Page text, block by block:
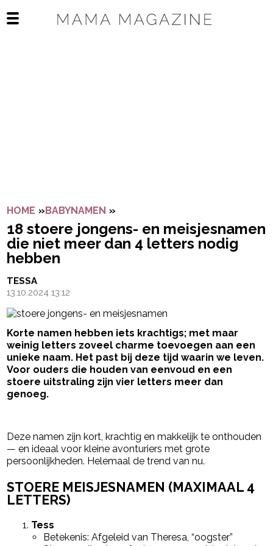
Open het mobiele menu
HOME »BABYNAMEN »
18 stoere jongens- en meisjesnamen
die niet meer dan 4 letters nodig
hebben
TESSA
13.10.2024 13:12
Korte namen hebben iets krachtigs; met maar
weinig letters zoveel charme toevoegen aan een
unieke naam. Het past bij deze tijd waarin we leven.
Voor ouders die houden van eenvoud en een
stoere uitstraling zijn vier letters meer dan
genoeg.
Deze namen zijn kort, krachtig en makkelijk te onthouden
— en ideaal voor kleine avonturiers met grote
persoonlijkheden. Helemaal de trend van nu.
STOERE MEISJESNAMEN (MAXIMAAL 4
LETTERS)
Tess
Betekenis: Afgeleid van Theresa, “oogster”